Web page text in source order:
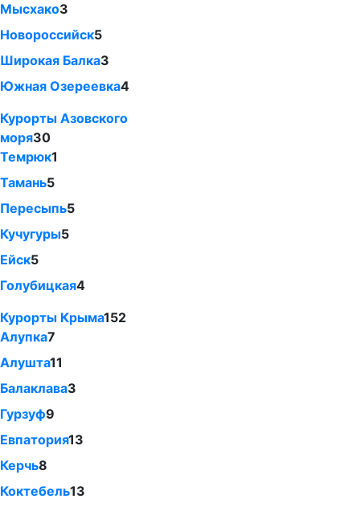
Мысхако3
Новороссийск5
Широкая Балка3
Южная Озереевка4
Курорты Азовского
моря30
Темрюк1
Тамань5
Пересыпь5
Кучугуры5
Ейск5
Голубицкая4
Курорты Крыма152
Алупка7
Алушта11
Балаклава3
Гурзуф9
Евпатория13
Керчь8
Коктебель13